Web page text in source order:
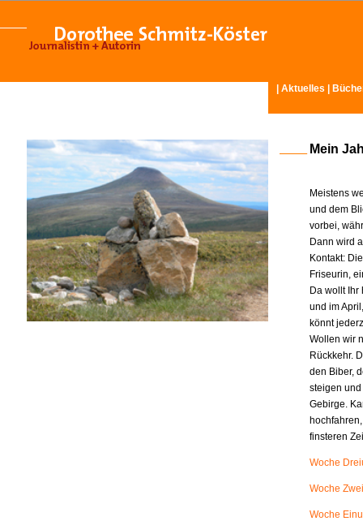
Aktuelles
Mein
Meistens
und dem
vorbei,
Dann wird
Kontakt:
Friseurin,
Da wollt
und im
könnt
Wollen wir
Rückkehr.
den Biber,
steigen
Gebirge.
finsteren
Woche
Woche
Woche